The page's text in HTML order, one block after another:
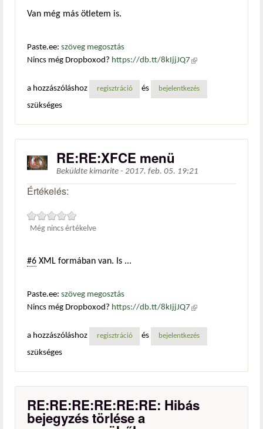
Van még más ötletem is.
Paste.ee: szöveg megosztás
Nincs még Dropboxod? https://db.tt/8kIjjJQ7 (külső
a hozzászóláshoz
regisztráció és bejelentkezés
szükséges
RE:RE:XFCE menü
Beküldte kimarite - 2017. feb. 05. 19:21
Értékelés:
Még nincs értékelve
#6 XML formában van. Is ...
Paste.ee: szöveg megosztás
Nincs még Dropboxod? https://db.tt/8kIjjJQ7 (külső
a hozzászóláshoz
regisztráció és bejelentkezés
szükséges
RE:RE:RE:RE:RE:RE: Hibás
bejegyzés törlése a